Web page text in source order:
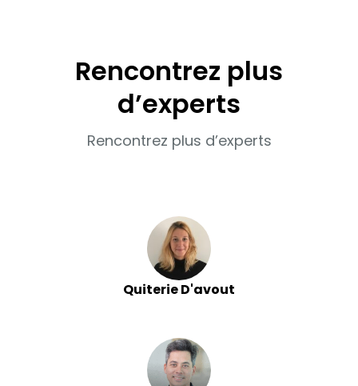
Rencontrez plus
d’experts
Rencontrez plus d’experts
Quiterie D'avout